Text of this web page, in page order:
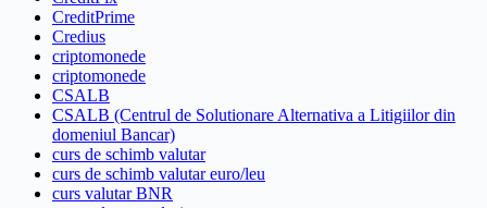
CreditPrime
Credius
criptomonede
criptomonede
CSALB
CSALB (Centrul de Solutionare Alternativa a Litigiilor din
domeniul Bancar)
curs de schimb valutar
curs de schimb valutar euro/leu
curs valutar BNR